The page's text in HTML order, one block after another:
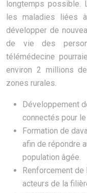
longtemps possible.
les maladies liées
développer de
de vie des
télémédecine
environ 2 millions
zones rurales.
Développement
connectés pour
Formation de
afin de répondre
population âgée.
Renforcement
acteurs de la